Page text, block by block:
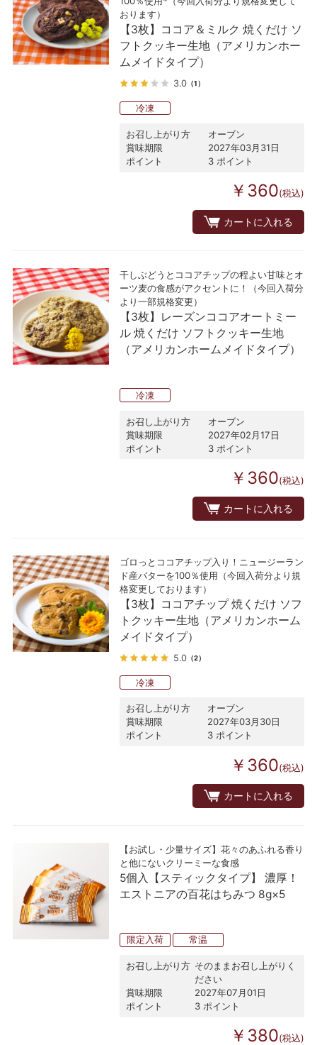
おります）
【3枚】ココア＆ミルク 焼くだけ ソ
フトクッキー生地（アメリカンホー
ムメイドタイプ）
3.0 （1）
冷凍
お召し上がり方
オーブン
賞味期限
2027年03月31日
ポイント
3 ポイント
￥360(税込)
カートに入れる
干しぶどうとココアチップの程よい甘味とオ
ーツ麦の食感がアクセントに！（今回入荷分
より一部規格変更）
【3枚】レーズンココアオートミー
ル 焼くだけ ソフトクッキー生地
（アメリカンホームメイドタイプ）
冷凍
お召し上がり方
オーブン
賞味期限
2027年02月17日
ポイント
3 ポイント
￥360(税込)
カートに入れる
ゴロっとココアチップ入り！ニュージーラン
ド産バターを100％使用（今回入荷分より規
格変更しております）
【3枚】ココアチップ 焼くだけ ソフ
トクッキー生地（アメリカンホーム
メイドタイプ）
5.0 （2）
冷凍
お召し上がり方
オーブン
賞味期限
2027年03月30日
ポイント
3 ポイント
￥360(税込)
カートに入れる
【お試し・少量サイズ】花々のあふれる香り
と他にないクリーミーな食感
5個入【スティックタイプ】 濃厚！
エストニアの百花はちみつ 8g×5
限定入荷 常温
お召し上がり方 そのままお召し上がりく
ださい
賞味期限
2027年07月01日
ポイント
3 ポイント
￥380(税込)